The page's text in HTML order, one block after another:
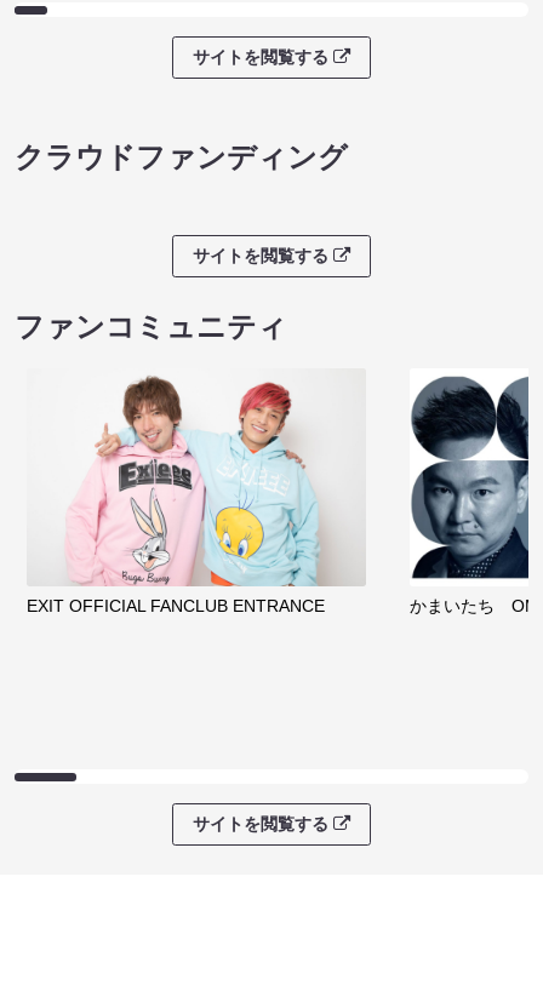
サイトを閲覧する
クラウドファンディング
サイトを閲覧する
ファンコミュニティ
EXIT OFFICIAL FANCLUB ENTRANCE かまいたち
サイトを閲覧する